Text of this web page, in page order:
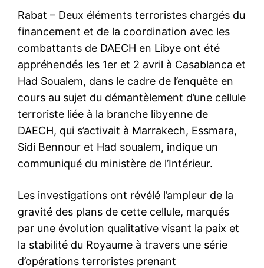
Rabat – Deux éléments terroristes chargés du
financement et de la coordination avec les
combattants de DAECH en Libye ont été
appréhendés les 1er et 2 avril à Casablanca et
Had Soualem, dans le cadre de l’enquête en
cours au sujet du démantèlement d’une cellule
terroriste liée à la branche libyenne de
DAECH, qui s’activait à Marrakech, Essmara,
Sidi Bennour et Had soualem, indique un
communiqué du ministère de l’Intérieur.
Les investigations ont révélé l’ampleur de la
gravité des plans de cette cellule, marqués
par une évolution qualitative visant la paix et
la stabilité du Royaume à travers une série
d’opérations terroristes prenant